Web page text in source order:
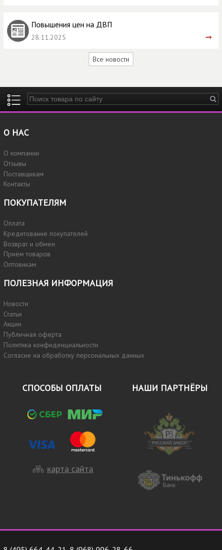
Повышения цен на ДВП
28.11.2025
Все новости
Введите ключевые слова для поиска
О НАС
О компании
Отзывы
Поставщикам
Контакты
ПОКУПАТЕЛЯМ
Оплата
Кредитование покупателей
Возврат и обмен
Приём товаров
Оптовикам
ПОЛЕЗНАЯ ИНФОРМАЦИЯ
Новости
Статьи
Акции
Публичная оферта
Политика конфиденциальности
Согласие на обработку персональных данных
СПОСОБЫ ОПЛАТЫ
карта сайта
НАШИ ПАРТНЁРЫ